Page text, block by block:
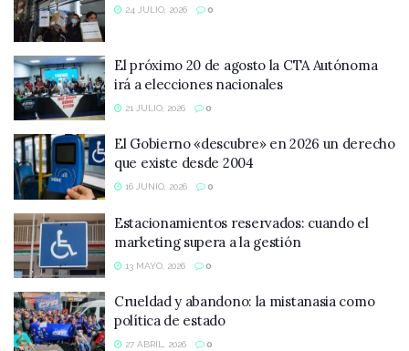
24 JULIO, 2026 0
El próximo 20 de agosto la CTA Autónoma
irá a elecciones nacionales
21 JULIO, 2026 0
El Gobierno «descubre» en 2026 un derecho
que existe desde 2004
16 JUNIO, 2026 0
Estacionamientos reservados: cuando el
marketing supera a la gestión
13 MAYO, 2026 0
Crueldad y abandono: la mistanasia como
política de estado
27 ABRIL, 2026 0